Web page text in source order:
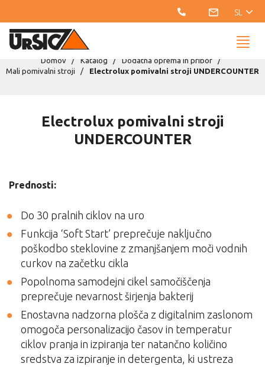
SL
Domov Katalog
Dodatna oprema in pribor
Mali pomivalni stroji
Electrolux pomivalni stroji UNDERCOUNTER
Electrolux pomivalni stroji
UNDERCOUNTER
Prednosti:
Do 30 pralnih ciklov na uro
Funkcija ‘Soft Start’ preprečuje naključno
poškodbo steklovine z zmanjšanjem moči vodnih
curkov na začetku cikla
Popolnoma samodejni cikel samočiščenja
preprečuje nevarnost širjenja bakterij
Enostavna nadzorna plošča z digitalnim zaslonom
omogoča personalizacijo časov in temperatur
ciklov pranja in izpiranja ter natančno količino
sredstva za izpiranje in detergenta, ki ustreza